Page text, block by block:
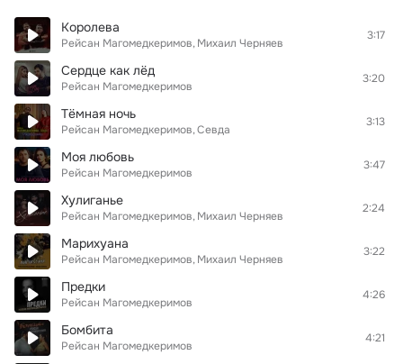
Королева
Рейсан Магомедкеримов Михаил Черняев
3:17
Сердце как лёд
Рейсан Магомедкеримов
3:20
Тёмная ночь
Рейсан Магомедкеримов Севда
3:13
Моя любовь
Рейсан Магомедкеримов
3:47
Хулиганье
Рейсан Магомедкеримов Михаил Черняев
2:24
Марихуана
Рейсан Магомедкеримов Михаил Черняев
3:22
Предки
Рейсан Магомедкеримов
4:26
Бомбита
Рейсан Магомедкеримов
4:21